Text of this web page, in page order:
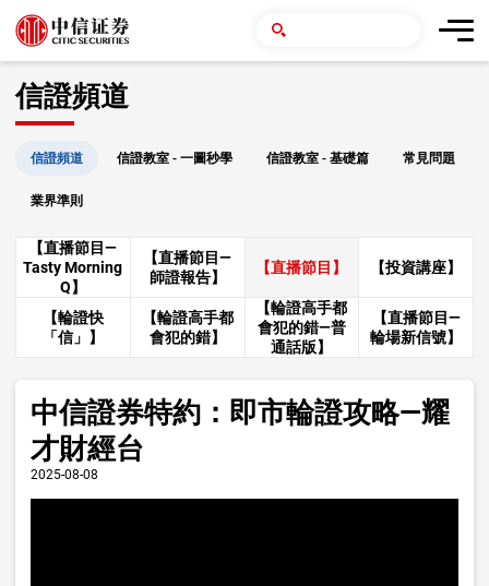
信證頻道
信證頻道 信證教室 - 一圖秒學 信證教室 - 基礎篇 常見問題
業界準則
【直播節目—
Tasty Morning
Q】
【直播節目—
師證報告】
【直播節目】 【投資講座】
【輪證快
「信」】
【輪證高手都
會犯的錯】
【輪證高手都
會犯的錯—普
通話版】
【直播節目—
輪場新信號】
中信證券特約：即市輪證攻略—耀
才財經台
2025-08-08